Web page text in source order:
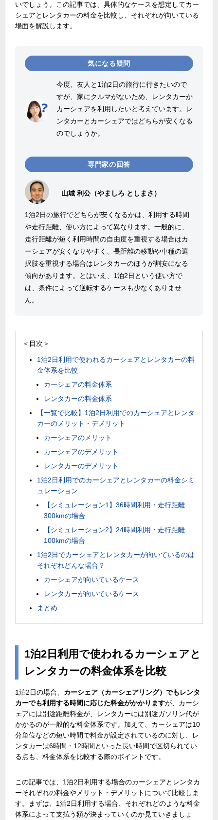
いでしょう。この記事では、具体的なケースを想定してカー
シェアとレンタカーの料金を比較し、それぞれが向いている
場面を解説します。
気になる疑問
今度、友人と 1泊2日の旅行に行きたいので
すが、家にクルマがないため、レンタカーか
カーシェアを利用したいと考えています。レ
ンタカーとカーシェアではどちらが安くなる
のでしょうか。
専門家の回答
山城 利公（やましろ としまさ）
1泊2日の旅行でどちらが安くなるかは、利用する時間
や走行距離、使い方によって異なります。一般的に、
走行距離が短く利用時間の自由度を重視する場合はカ
ーシェアが安くなりやすく、長距離の移動や車種の選
択肢を重視する場合はレンタカーのほうが割安になる
傾向があります。とはいえ、 1泊2日という使い方で
は、条件によって逆転するケースも少なくありませ
ん。
＜目次＞
1泊2日利用で使われるカーシェアとレンタカーの料
金体系を比較
カーシェアの料金体系
レンタカーの料金体系
【一覧で比較】1泊2日利用でのカーシェアとレンタ
カーのメリット・デメリット
カーシェアのメリット
カーシェアのデメリット
レンタカーのデメリット
1泊2日利用でのカーシェアとレンタカーの料金シミ
ュレーション
【シミュレーション1】36時間利用・走行距離
300kmの場合
【シミュレーション2】24時間利用・走行距離
100kmの場合
1泊2日でカーシェアとレンタカーが向いているのは
それぞれどんな場合？
カーシェアが向いているケース
レンタカーが向いているケース
まとめ
1泊2日利用で使われるカーシェアと
レンタカーの料金体系を比較
1泊2日の場合、 カーシェア（カーシェアリング）でもレンタ
カーでも利用する時間に応じた料金がかかりますが、カーシ
ェアには別途距離料金が、レンタカーには別途ガソリン代が
かかるのが一般的な料金体系です。加えて、カーシェアは10
分単位などの短い時間で料金が設定されているのに対し、レ
ンタカーは6時間・ 12時間といった長い時間で区切られてい
る点も、料金体系を比較する際のポイントです。
この記事では、 1泊2日利用する場合のカーシェアとレンタカ
ーそれぞれの料金やメリット・デメリットについて比較しま
す。まずは、 1泊2日利用する場合、それぞれどのような料金
体系によって支払う額が決まっていくのか見ていきましょ